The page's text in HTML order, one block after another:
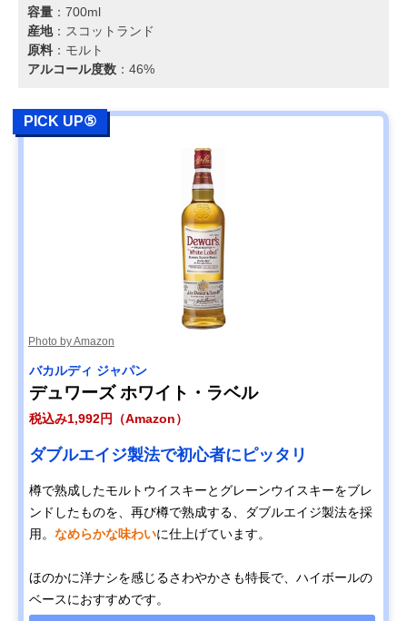
容量 ：700ml
産地：スコットランド
原料 ：モルト
アルコール度数 ：46%
PICK UP⑤
Photo by Amazon
バカルディ ジャパン
デュワーズ ホワイト・ラベル
税込み1,992円（Amazon）
ダブルエイジ製法で初心者にピッタリ
樽で熟成したモルトウイスキーとグレーンウイスキーをブレ
ンドしたものを、再び樽で熟成する、ダブルエイジ製法を採
用。 なめらかな味わいに仕上げています。
ほのかに洋ナシを感じるさわやかさも特長で、ハイボールの
ベースにおすすめです。